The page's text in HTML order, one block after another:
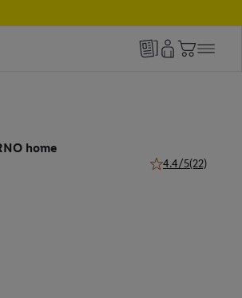
home
4.4/5(22)